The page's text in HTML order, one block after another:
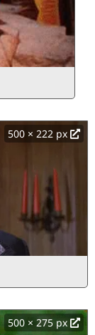
500 × 222 px
500 × 275 px